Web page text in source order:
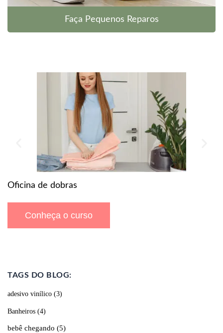
Faça Pequenos Reparos
Oficina de dobras
Conheça o curso
TAGS DO BLOG:
adesivo vinílico (3)
Banheiros (4)
bebê chegando (5)